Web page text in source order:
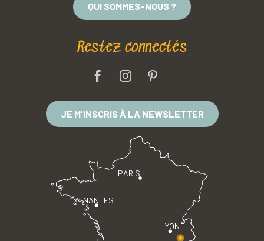
QUI SOMMES-NOUS ?
Restez connectés
JE M'INSCRIS À LA NEWSLETTER
PARIS
LYON
NANTES